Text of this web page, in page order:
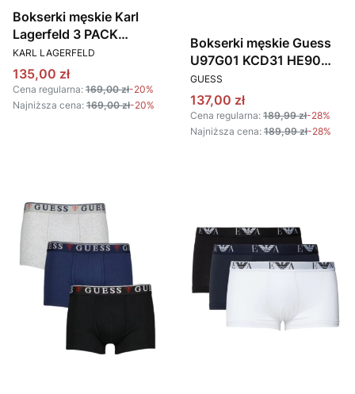
Bokserki męskie Karl
Lagerfeld 3 PACK
225M2108 czarny
PRODUCENT
KARL LAGERFELD
Cena promocyjna
135,00 zł
Cena regularna: 169,00 zł-20%
Najniższa cena: 169,00 zł-20%
Bokserki męskie Guess
U97G01 KCD31 HE90
granatowy szary czarny
PRODUCENT
GUESS
Cena promocyjna
137,00 zł
Cena regularna: 189,99 zł-28%
Najniższa cena: 189,99 zł-28%